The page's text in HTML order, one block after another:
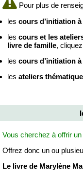
Pour plus de
les cours d’initiation
les cours et les
livre de famille, cliquez
les cours d’initiation
les ateliers
Vous cherchez à offrir
Offrez donc un ou
Le livre de Marylène